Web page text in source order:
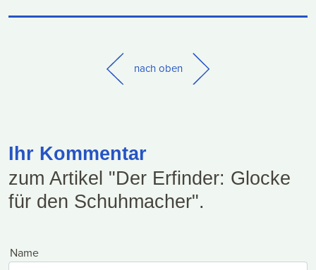
nach oben
Ihr Kommentar
zum Artikel "Der Erfinder: Glocke
für den Schuhmacher".
Name